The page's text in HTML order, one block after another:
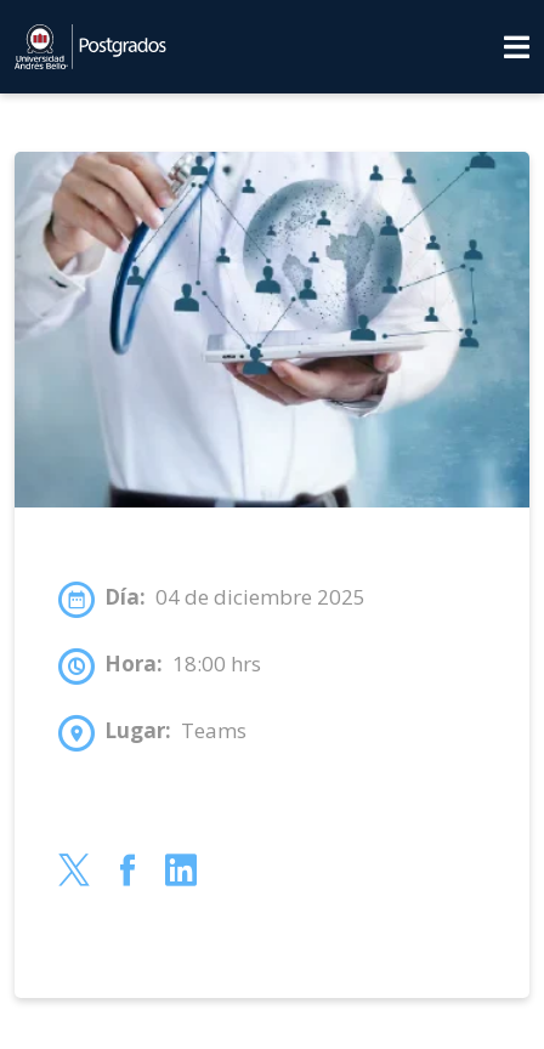
Día: 04 de diciembre 2025
Hora: 18:00 hrs
Lugar: Teams